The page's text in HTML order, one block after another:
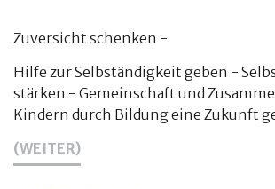
Zuversicht schenken -
Hilfe zur Selbständigkeit geben -
stärken - Gemeinschaft und
Kindern durch Bildung eine Zukunft
(WEITER)